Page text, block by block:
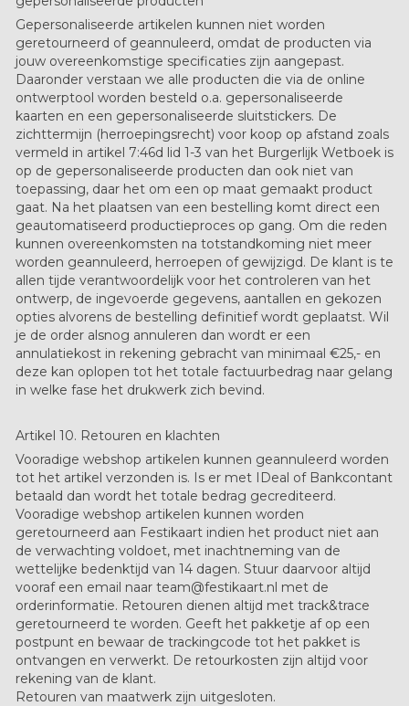
Gepersonaliseerde artikelen kunnen niet worden
geretourneerd of geannuleerd, omdat de producten via
jouw overeenkomstige specificaties zijn aangepast.
Daaronder verstaan we alle producten die via de online
ontwerptool worden besteld o.a. gepersonaliseerde
kaarten en een gepersonaliseerde sluitstickers. De
zichttermijn (herroepingsrecht) voor koop op afstand zoals
vermeld in artikel 7:46d lid 1-3 van het Burgerlijk Wetboek is
op de gepersonaliseerde producten dan ook niet van
toepassing, daar het om een op maat gemaakt product
gaat. Na het plaatsen van een bestelling komt direct een
geautomatiseerd productieproces op gang. Om die reden
kunnen overeenkomsten na totstandkoming niet meer
worden geannuleerd, herroepen of gewijzigd. De klant is te
allen tijde verantwoordelijk voor het controleren van het
ontwerp, de ingevoerde gegevens, aantallen en gekozen
opties alvorens de bestelling definitief wordt geplaatst. Wil
je de order alsnog annuleren dan wordt er een
annulatiekost in rekening gebracht van minimaal €25,- en
deze kan oplopen tot het totale factuurbedrag naar gelang
in welke fase het drukwerk zich bevind.
Artikel 10. Retouren en klachten
Vooradige webshop artikelen kunnen geannuleerd worden
tot het artikel verzonden is. Is er met IDeal of Bankcontant
betaald dan wordt het totale bedrag gecrediteerd.
Vooradige webshop artikelen kunnen worden
geretourneerd aan Festikaart indien het product niet aan
de verwachting voldoet, met inachtneming van de
wettelijke bedenktijd van 14 dagen. Stuur daarvoor altijd
vooraf een email naar team@festikaart.nl met de
orderinformatie. Retouren dienen altijd met track&trace
geretourneerd te worden. Geeft het pakketje af op een
postpunt en bewaar de trackingcode tot het pakket is
ontvangen en verwerkt. De retourkosten zijn altijd voor
rekening van de klant.
Retouren van maatwerk zijn uitgesloten.